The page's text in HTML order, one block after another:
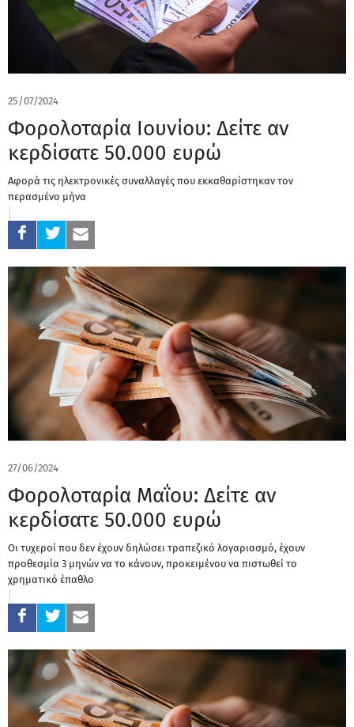
25/07/2024
Φορολοταρία Ιουνίου: Δείτε αν
κερδίσατε 50.000 ευρώ
Αφορά τις ηλεκτρονικές συναλλαγές που εκκαθαρίστηκαν τον
περασμένο μήνα
27/06/2024
Φορολοταρία Μαΐου: Δείτε αν
κερδίσατε 50.000 ευρώ
Οι τυχεροί που δεν έχουν δηλώσει τραπεζικό λογαριασμό, έχουν
προθεσμία 3 μηνών να το κάνουν, προκειμένου να πιστωθεί το
χρηματικό έπαθλο